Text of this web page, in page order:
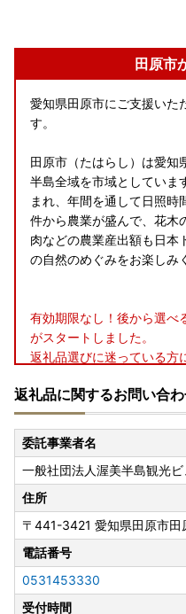
田原市
愛知県田原市にご支援いた
す。
田原市（たはらし）は愛知
半島全域を市域としていま
まれ、年間を通して日照時
件から農業が盛んで、花木
肉などの農業産出額も日本
の自然のめぐみをお楽しみ
有効期限なし！後から選べ
がスタートしました。
返礼品選びに迷っている方
─────────────────
〇返礼品のお届けについて
年末年始の発送にについて
12 月 18 日までに決済(入
品事業者に対して出荷依頼
します。
事業者によって年内に発送
がございます。予めご了承
それ以降のご注文について
返礼品に関するお問い合
委託事業者名
一般社団法人渥美半島観光
住所
〒441-3421 愛知県田原市田
電話番号
0531453330
受付時間